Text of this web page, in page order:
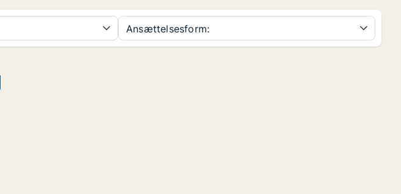
Ansættelsesform: